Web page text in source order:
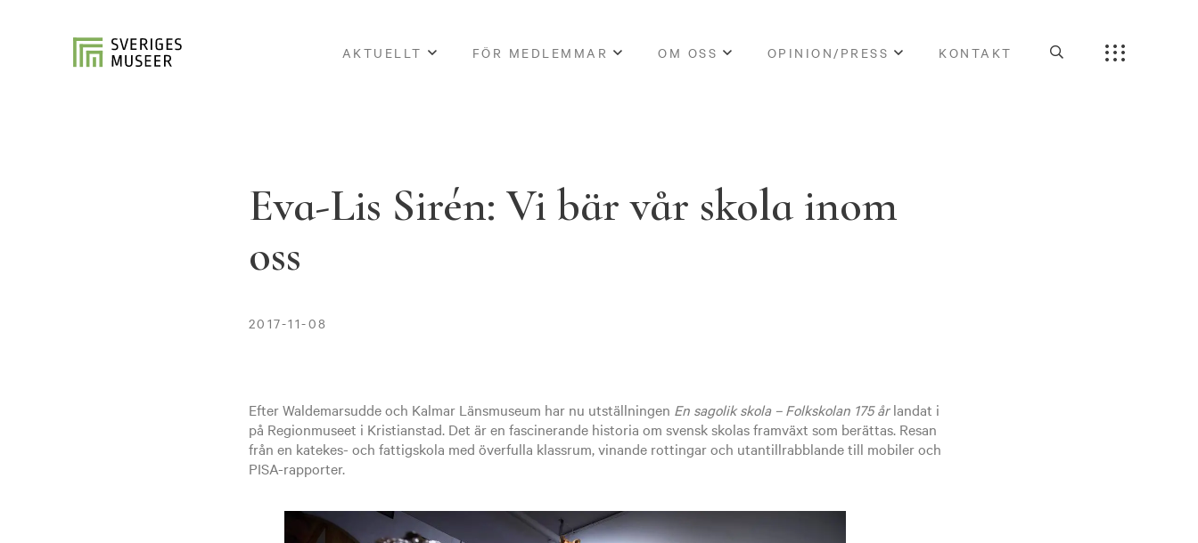
AKTUELLT FÖR MEDLEMMAR OM OSS OPINION/PRESS KONTAKT
Eva-Lis Sirén: Vi bär vår skola inom
oss
2017-11-08
Efter Waldemarsudde och Kalmar Länsmuseum har nu utställningen En sagolik skola – Folkskolan 175 årlandat i
på Regionmuseet i Kristianstad. Det är en fascinerande historia om svensk skolas framväxt som berättas. Resan
från en katekes- och fattigskola med överfulla klassrum, vinande rottingar och utantillrabblande till mobiler och
PISA-rapporter.